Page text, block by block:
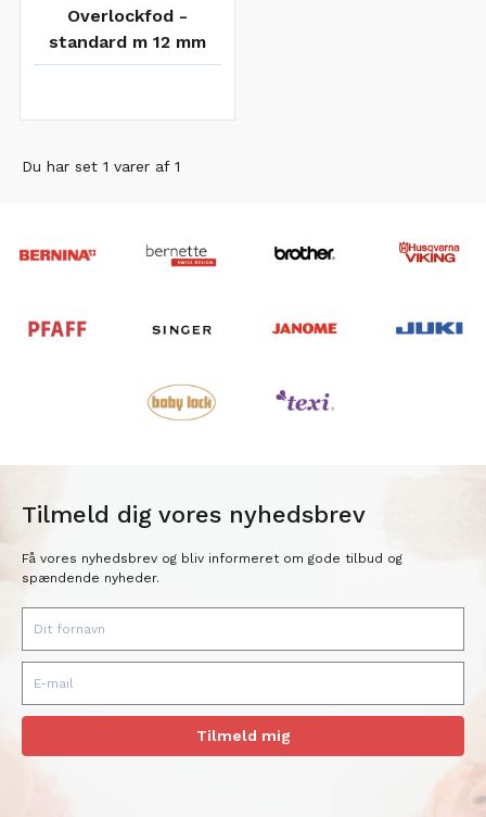
Overlockfod -
standard m 12 mm
justerbar guide
Du har set 1 varer af 1
Tilmeld dig vores nyhedsbrev
Få vores nyhedsbrev og bliv informeret om gode tilbud og
spændende nyheder.
Tilmeld mig